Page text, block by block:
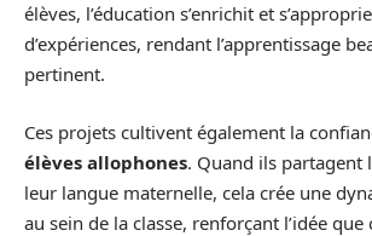
élèves, l’éducation s’enrichit et
d’expériences, rendant l’apprentissage
pertinent.
Ces projets cultivent également la
élèves allophones. Quand ils partagent
leur langue maternelle, cela crée une
au sein de la classe, renforçant l’idée que